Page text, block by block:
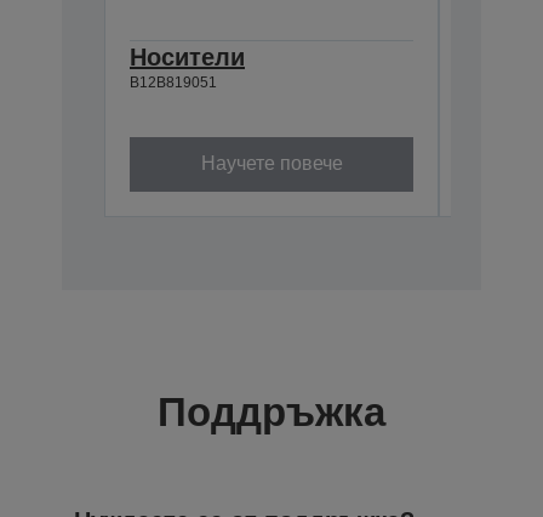
Носители
B12B819051
Научете повече
Поддръжка